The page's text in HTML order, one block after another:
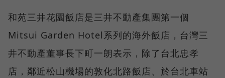
和苑三井花園飯店是三井不動產集團第一個
Mitsui Garden Hotel系列的海外飯店，台灣三
井不動產董事長下町一朗表示，除了台北忠孝
店，鄰近松山機場的敦化北路飯店、於台北車站